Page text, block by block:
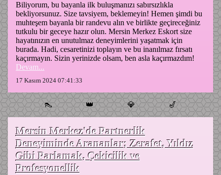
Biliyorum, bu bayanla ilk buluşmanızı sabırsızlıkla
bekliyorsunuz. Size tavsiyem, beklemeyin! Hemen şimdi bu
muhteşem bayanla bir randevu alın ve birlikte geçireceğiniz
tutkulu bir geceye hazır olun. Mersin Merkez Eskort size
hayatınızın en unutulmaz deneyimlerini yaşatmak için
burada. Hadi, cesaretinizi toplayın ve bu inanılmaz fırsatı
kaçırmayın. Sizin yerinizde olsam, ben asla kaçırmazdım!
Devam...
17 Kasım 2024 07:41:33
👠 👑 💎 🎷
Mersin Merkez'de Partnerlik
Deneyiminde Arananlar; Zerafet, Yıldız
Gibi Parlamak, Çekicilik ve
Profesyonellik